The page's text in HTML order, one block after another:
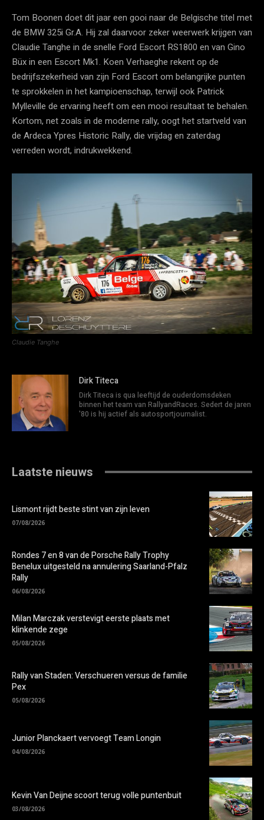
Tom Boonen doet dit jaar een gooi naar de Belgische titel met
de BMW 325i Gr.A. Hij zal daarvoor zeker weerwerk krijgen van
Claudie Tanghe in de snelle Ford Escort RS1800 en van Gino
Büx in een Escort Mk1. Koen Verhaeghe rekent op de
bedrijfszekerheid van zijn Ford Escort om belangrijke punten
te sprokkelen in het kampioenschap, terwijl ook Patrick
Mylleville de ervaring heeft om een mooi resultaat te behalen.
Kortom, net zoals in de moderne rally, oogt het startveld van
de Ardeca Ypres Historic Rally, die vrijdag en zaterdag
verreden wordt, indrukwekkend.
Claudie Tanghe
Dirk Titeca
Dirk Titeca is qua leeftijd de ouderdomsdeken
binnen het team van RallyandRaces. Sedert de jaren
'80 is hij actief als autosportjournalist.
Laatste nieuws
Lismont rijdt beste stint van zijn leven
07/08/2026
Rondes 7 en 8 van de Porsche Rally Trophy
Benelux uitgesteld na annulering Saarland-Pfalz
Rally
06/08/2026
Milan Marczak verstevigt eerste plaats met
klinkende zege
05/08/2026
Rally van Staden: Verschueren versus de familie
Pex
05/08/2026
Junior Planckaert vervoegt Team Longin
04/08/2026
Kevin Van Deijne scoort terug volle puntenbuit
03/08/2026